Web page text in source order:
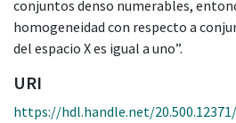
conjuntos denso numerables,
homogeneidad con respecto a
del espacio X es igual a uno”.
URI
https://hdl.handle.net/